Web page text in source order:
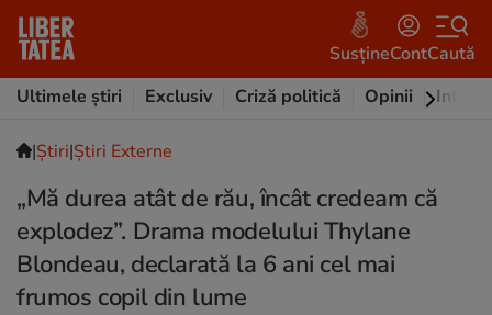
SusțineContCaută
Ultimele știri
Exclusiv Criză politică Opinii
|Ştiri|Știri Externe
„Mă durea atât de rău, încât credeam că
explodez”. Drama modelului Thylane
Blondeau, declarată la 6 ani cel mai
frumos copil din lume